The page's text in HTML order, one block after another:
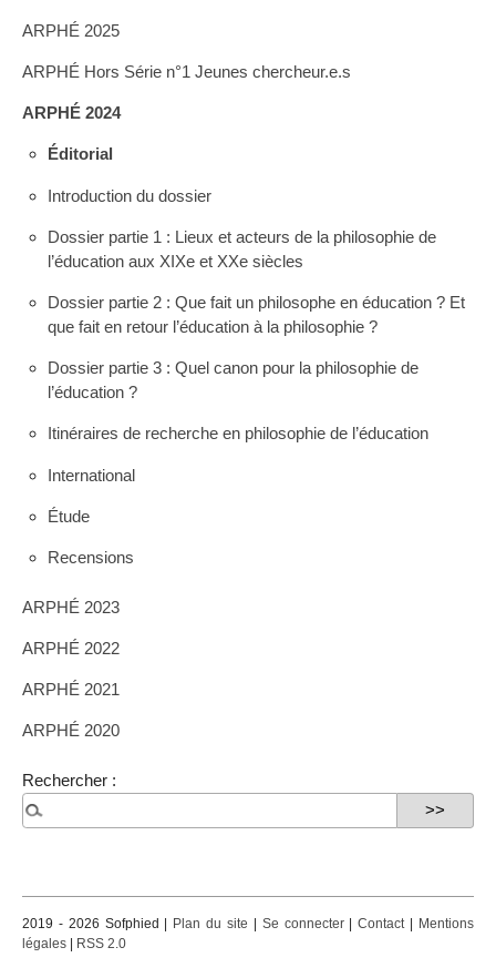
ARPHÉ 2025
ARPHÉ Hors Série n°1 Jeunes chercheur.e.s
ARPHÉ 2024
Éditorial
Introduction du dossier
Dossier partie 1 : Lieux et acteurs de la philosophie de
l’éducation aux XIXe et XXe siècles
Dossier partie 2 : Que fait un philosophe en éducation ? Et
que fait en retour l’éducation à la philosophie ?
Dossier partie 3 : Quel canon pour la philosophie de
l’éducation ?
Itinéraires de recherche en philosophie de l’éducation
International
Étude
Recensions
ARPHÉ 2023
ARPHÉ 2022
ARPHÉ 2021
ARPHÉ 2020
Rechercher :
2019 - 2026 Sofphied | Plan du site Se connecter|Contact|
Mentions
légales
RSS 2.0